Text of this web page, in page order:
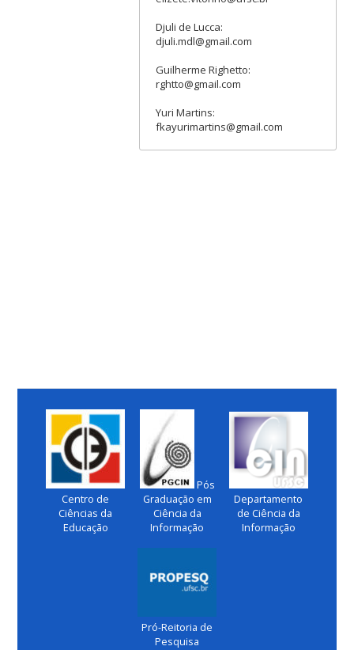
Djuli de Lucca:
djuli.mdl@gmail.com
Guilherme Righetto:
rghtto@gmail.com
Yuri Martins:
fkayurimartins@gmail.com
Centro de
Ciências da
Educação
Pós
Graduação em
Ciência da
Informação
Departamento
de Ciência da
Informação
Pró-Reitoria de
Pesquisa